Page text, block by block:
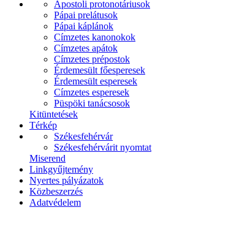
Apostoli protonotáriusok
Pápai prelátusok
Pápai káplánok
Címzetes kanonokok
Címzetes apátok
Címzetes prépostok
Érdemesült főesperesek
Érdemesült esperesek
Címzetes esperesek
Püspöki tanácsosok
Kitüntetések
Térkép
Székesfehérvár
Székesfehérvárit nyomtat
Miserend
Linkgyűjtemény
Nyertes pályázatok
Közbeszerzés
Adatvédelem